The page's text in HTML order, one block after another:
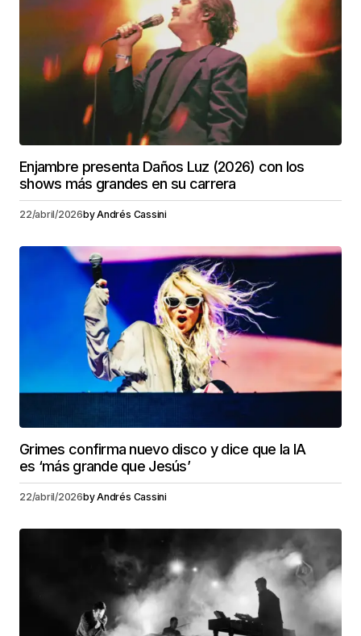
Enjambre presenta Daños Luz (2026) con los
shows más grandes en su carrera
22/abril/2026byAndrés Cassini
Grimes confirma nuevo disco y dice que la IA
es ‘más grande que Jesús’
22/abril/2026byAndrés Cassini